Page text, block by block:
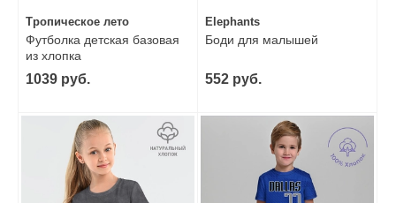
Тропическое лето
Футболка детская базовая
из хлопка
1039 руб.
Elephants
Боди для малышей
552 руб.